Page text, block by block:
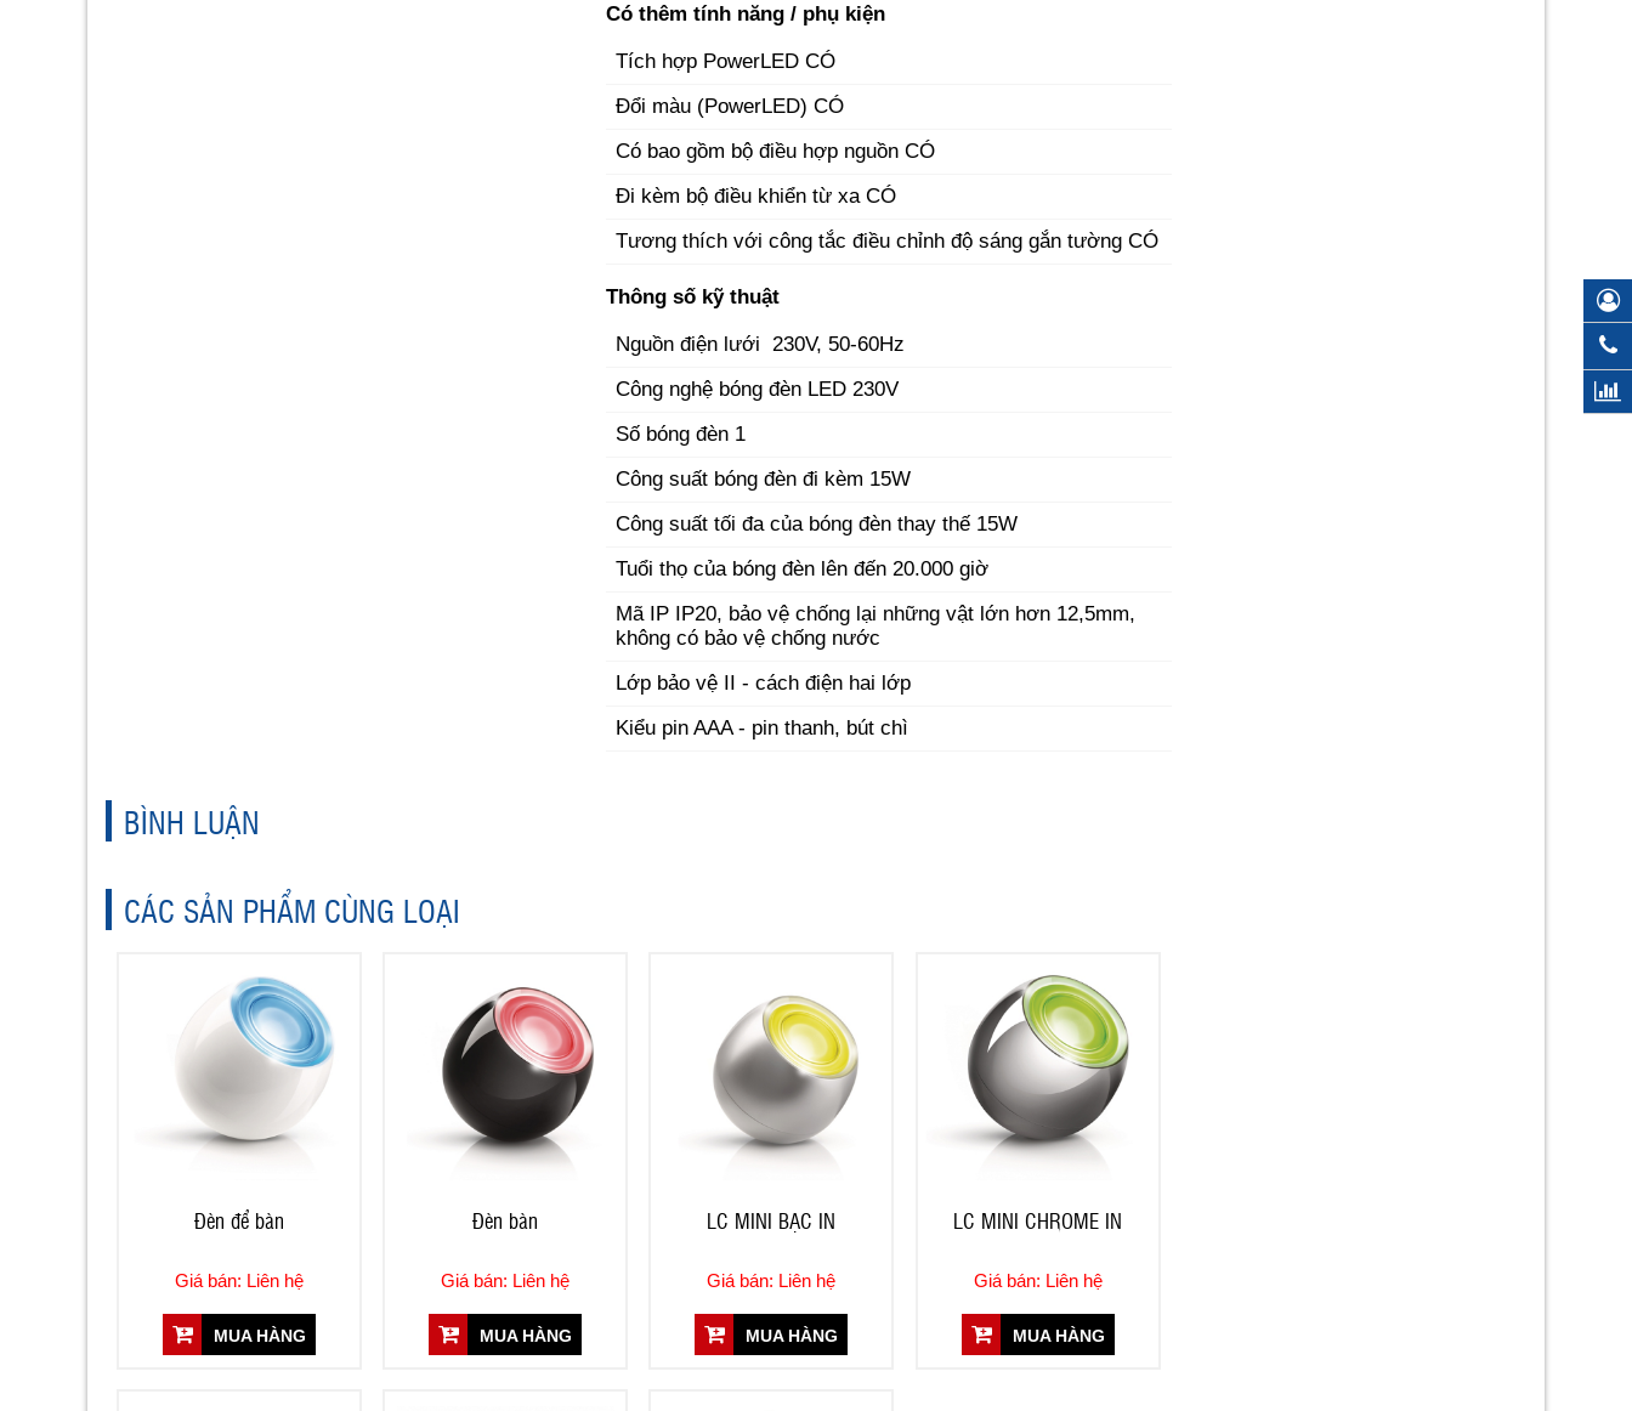
Có thêm tính năng / phụ kiện
Tích hợp PowerLED CÓ
Đổi màu (PowerLED) CÓ
Có bao gồm bộ điều hợp nguồn CÓ
Đi kèm bộ điều khiển từ xa CÓ
Tương thích với công tắc điều chỉnh độ sáng gắn tường CÓ
Thông số kỹ thuật
Nguồn điện lưới 230V, 50-60Hz
Công nghệ bóng đèn LED 230V
Số bóng đèn 1
Công suất bóng đèn đi kèm 15W
Công suất tối đa của bóng đèn thay thế 15W
Tuổi thọ của bóng đèn lên đến 20.000 giờ
Mã IP IP20, bảo vệ chống lại những vật lớn hơn 12,5mm,
không có bảo vệ chống nước
Lớp bảo vệ II - cách điện hai lớp
Kiểu pin AAA - pin thanh, bút chì
BÌNH LUẬN
CÁC SẢN PHẨM CÙNG LOẠI
Đèn để bàn
Giá bán: Liên hệ
MUA HÀNG
Đèn bàn
Giá bán: Liên hệ
MUA HÀNG
LC MINI BẠC IN
Giá bán: Liên hệ
MUA HÀNG
LC MINI CHROME IN
Giá bán: Liên hệ
MUA HÀNG